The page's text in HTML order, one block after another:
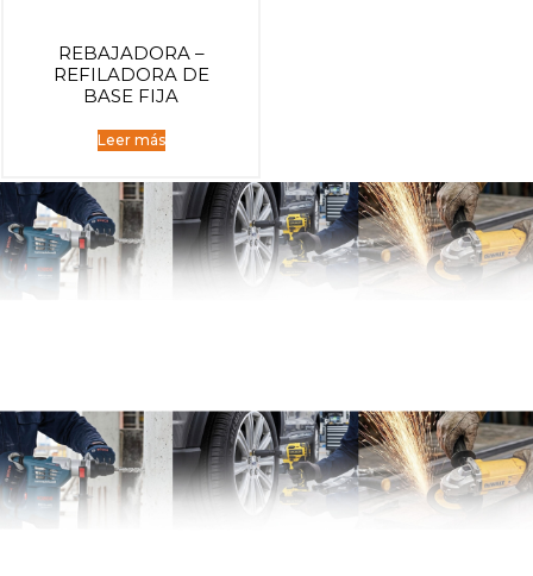
REBAJADORA –
REFILADORA DE
BASE FIJA
Leer más